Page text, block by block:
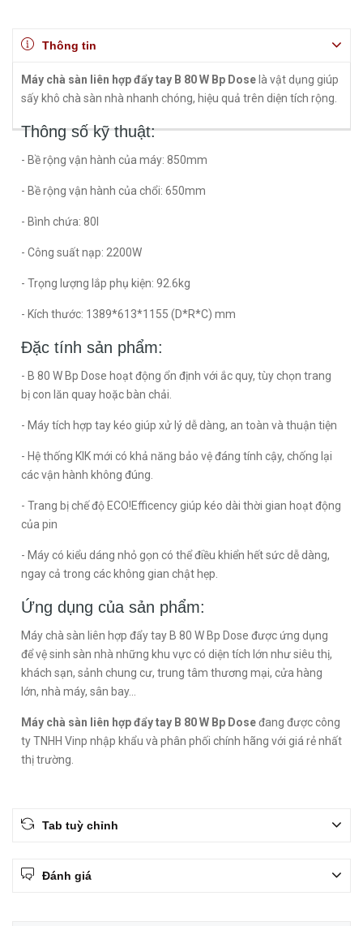
Thông tin
Máy chà sàn liên hợp đẩy tay B 80 W Bp Dose là vật dụng giúp
sấy khô chà sàn nhà nhanh chóng, hiệu quả trên diện tích rộng.
Thông số kỹ thuật:
- Bề rộng vận hành của máy: 850mm
- Bề rộng vận hành của chổi: 650mm
- Bình chứa: 80l
- Công suất nạp: 2200W
- Trọng lượng lắp phụ kiện: 92.6kg
- Kích thước: 1389*613*1155 (D*R*C) mm
Đặc tính sản phẩm:
- B 80 W Bp Dose hoạt động ổn định với ắc quy, tùy chọn trang
bị con lăn quay hoặc bàn chải.
- Máy tích hợp tay kéo giúp xử lý dễ dàng, an toàn và thuận tiện
- Hệ thống KIK mới có khả năng bảo vệ đáng tính cậy, chống lại
các vận hành không đúng.
- Trang bị chế độ ECO!Efficency giúp kéo dài thời gian hoạt động
của pin
- Máy có kiểu dáng nhỏ gọn có thể điều khiển hết sức dễ dàng,
ngay cả trong các không gian chật hẹp.
Ứng dụng của sản phẩm:
Máy chà sàn liên hợp đẩy tay B 80 W Bp Dose được ứng dụng
để vệ sinh sàn nhà những khu vực có diện tích lớn như siêu thị,
khách sạn, sảnh chung cư, trung tâm thương mại, cửa hàng
lớn, nhà máy, sân bay...
Máy chà sàn liên hợp đẩy tay B 80 W Bp Doseđang được công
ty TNHH Vinp nhập khẩu và phân phối chính hãng với giá rẻ nhất
thị trường.
Tab tuỳ chỉnh
Đánh giá